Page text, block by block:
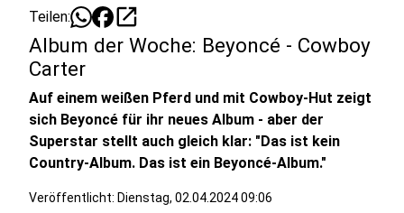
Teilen: open_in_new
Album der Woche: Beyoncé - Cowboy
Carter
Auf einem weißen Pferd und mit Cowboy-Hut zeigt
sich Beyoncé für ihr neues Album - aber der
Superstar stellt auch gleich klar: "Das ist kein
Country-Album. Das ist ein Beyoncé-Album."
Veröffentlicht: Dienstag, 02.04.2024 09:06